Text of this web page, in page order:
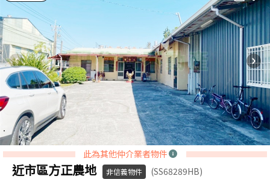
此為其他仲介業者物件
近市區方正農地 非信義物件
(SS68289HB)